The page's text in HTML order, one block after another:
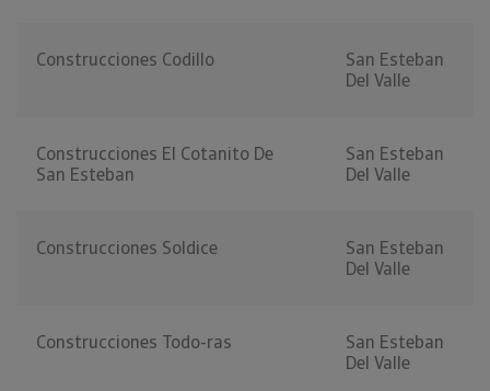
Construcciones Codillo
San Esteban
Del Valle
Construcciones El Cotanito De
San Esteban
San Esteban
Del Valle
Construcciones Soldice
San Esteban
Del Valle
Construcciones Todo-ras
San Esteban
Del Valle